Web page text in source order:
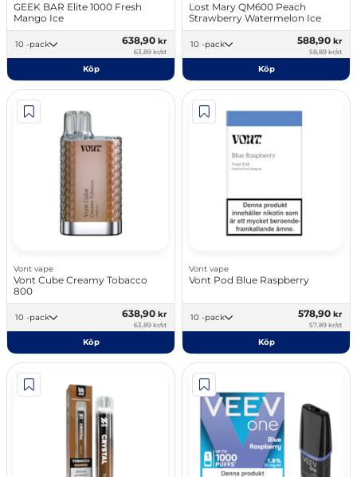
GEEK BAR Elite 1000 Fresh
Mango Ice
10 -pack 638,90 kr
63,89 kr/st
Köp
Lost Mary QM600 Peach
Strawberry Watermelon Ice
10 -pack 588,90 kr
58,89 kr/st
Köp
Vont vape
Vont Cube Creamy Tobacco
800
10 -pack 638,90 kr
63,89 kr/st
Köp
Vont vape
Vont Pod Blue Raspberry
10 -pack 578,90 kr
57,89 kr/st
Köp